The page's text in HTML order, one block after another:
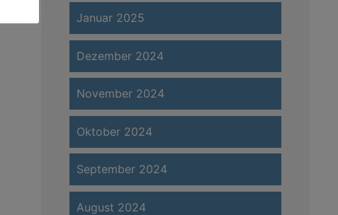
Januar 2025
Dezember 2024
November 2024
Oktober 2024
September 2024
August 2024